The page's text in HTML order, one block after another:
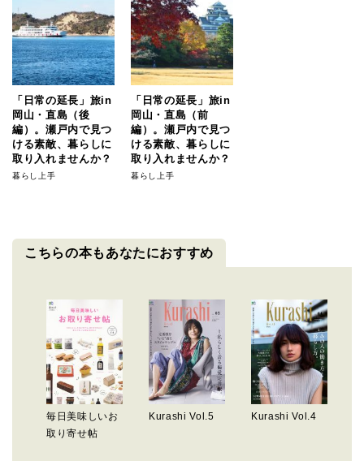
「日常の延長」旅in
岡山・直島（後
編）。瀬戸内で見つ
ける素敵、暮らしに
取り入れませんか？
暮らし上手
「日常の延長」旅in
岡山・直島（前
編）。瀬戸内で見つ
ける素敵、暮らしに
取り入れませんか？
暮らし上手
こちらの本もあなたにおすすめ
毎日美味しいお
取り寄せ帖
Kurashi Vol.5 Kurashi Vol.4